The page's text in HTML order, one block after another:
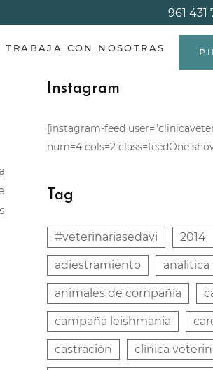
961 431
TRABAJA CON NOSOTRAS
Instagram
[instagram-feed
num=4 cols=2 class=feedOne
Tag
#veterinariasedavi 2014
adiestramiento analitica
animales de compañía
campaña leishmania
castración clínica